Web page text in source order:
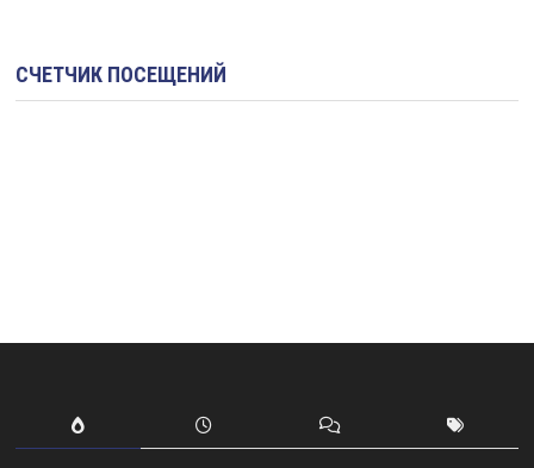
СЧЕТЧИК ПОСЕЩЕНИЙ